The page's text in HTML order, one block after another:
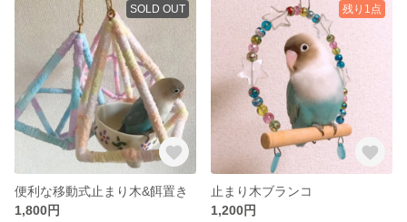
SOLD OUT
便利な移動式止まり木&餌置き
1,800円
残り1点
止まり木ブランコ
1,200円